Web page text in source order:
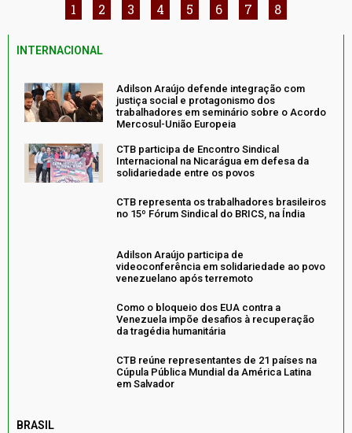
1 2 3 4 5 6 7 8
INTERNACIONAL
Adilson Araújo defende integração com
justiça social e protagonismo dos
trabalhadores em seminário sobre o Acordo
Mercosul-União Europeia
CTB participa de Encontro Sindical
Internacional na Nicarágua em defesa da
solidariedade entre os povos
CTB representa os trabalhadores brasileiros
no 15º Fórum Sindical do BRICS, na Índia
Adilson Araújo participa de
videoconferência em solidariedade ao povo
venezuelano após terremoto
Como o bloqueio dos EUA contra a
Venezuela impõe desafios à recuperação
da tragédia humanitária
CTB reúne representantes de 21 países na
Cúpula Pública Mundial da América Latina
em Salvador
BRASIL